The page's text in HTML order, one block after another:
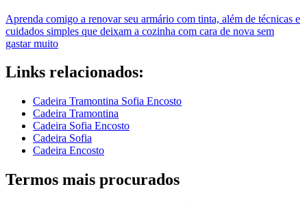
Aprenda comigo a renovar seu armário com tinta, além de técnicas e
cuidados simples que deixam a cozinha com cara de nova sem
gastar muito
Links relacionados:
Cadeira Tramontina Sofia Encosto
Cadeira Tramontina
Cadeira Sofia Encosto
Cadeira Sofia
Cadeira Encosto
Termos mais procurados